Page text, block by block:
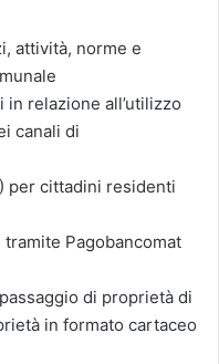
attività, norme e
relazione all’utilizzo
canali di
per cittadini residenti
Pagobancomat
di proprietà di
in formato cartaceo